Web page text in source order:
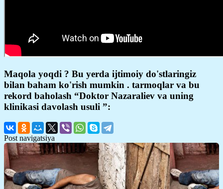
Maqola yoqdi ? Bu yerda ijtimoiy do'stlaringiz
bilan baham ko'rish mumkin . tarmoqlar va bu
rekord baholash “Doktor Nazaraliev va uning
klinikasi davolash usuli ”:
Post navigatsiya